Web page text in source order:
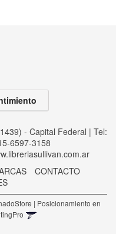
- Capital Federal | Tel:
6597-3158
CONTACTO
| Posicionamiento en